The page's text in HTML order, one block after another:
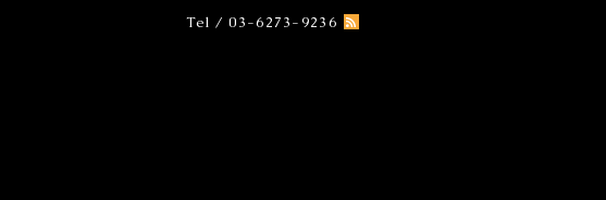
Tel / 03-6273-9236